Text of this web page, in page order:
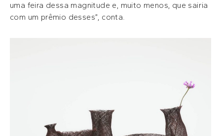
uma feira dessa magnitude e, muito menos, que sairia
com um prêmio desses”, conta.